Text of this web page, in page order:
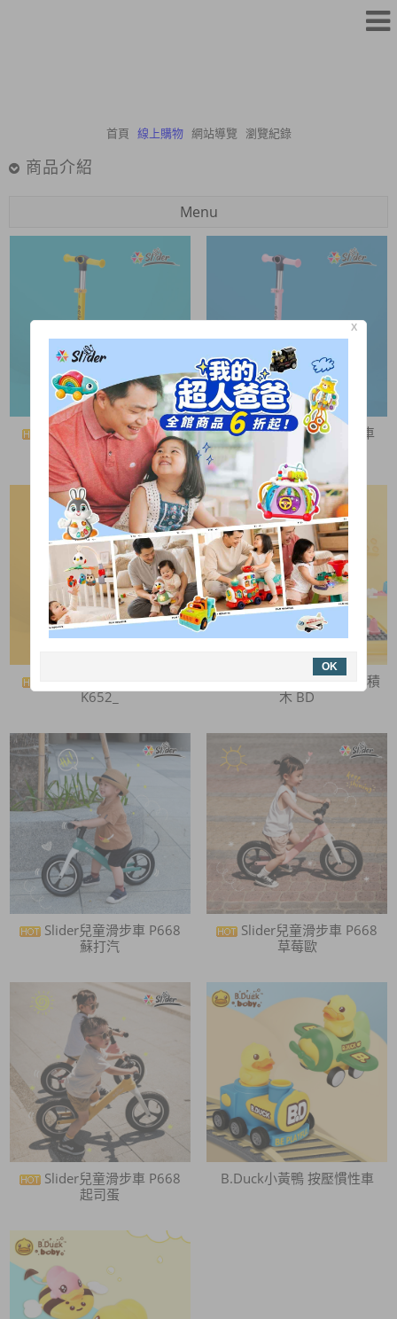
首頁 線上購物 網站導覽 瀏覽紀錄
商品介紹
Menu
Slider 三輪折疊滑板車
K652_
Slider 三輪折疊滑板車
K652_
K652_
B.Duck小黃鴨 風車咖啡廳積
木 BD
Slider兒童滑步車 P668
蘇打汽
Slider兒童滑步車 P668
草莓歐
Slider兒童滑步車 P668
起司蛋
B.Duck小黃鴨 按壓慣性車
X
OK